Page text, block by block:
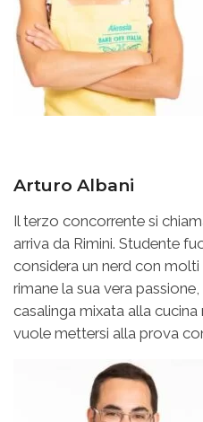
Arturo Albani
Il terzo concorrente si
arriva da Rimini. Studente
considera un nerd con
rimane la sua vera
casalinga mixata alla
vuole mettersi alla prova